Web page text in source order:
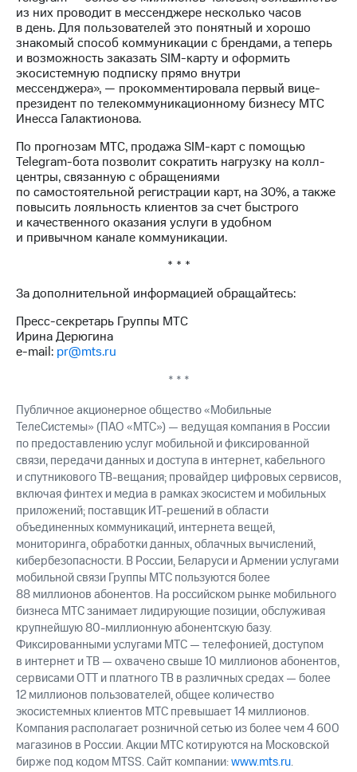
Собрания
акционеров
Личный
кабинет
акционера
Акционерный
капитал
Контроль
аудит
Рынок
акций
Описание
Программа
приобретения
Дивиденды
облигаций
Описание
Еврооблигации-2023
о
погашении
именных
облигаций
Другое
Регистратор
Реквизиты
Контакты
развитие
деловая этика
На главную
из них проводит в мессенджере несколько часов
в день. Для пользователей это понятный и хорошо
знакомый способ коммуникации с брендами, а теперь
и возможность заказать SIM-карту и оформить
экосистемную подписку прямо внутри
мессенджера», — прокомментировала первый вице-
президент по телекоммуникационному бизнесу МТС
Инесса Галактионова.
По прогнозам МТС, продажа SIM-карт с помощью
Telegram-бота позволит сократить нагрузку на колл-
центры, связанную с обращениями
по самостоятельной регистрации карт, на 30%, а также
повысить лояльность клиентов за счет быстрого
и качественного оказания услуги в удобном
и привычном канале коммуникации.
* * *
За дополнительной информацией обращайтесь:
Пресс-секретарь Группы МТС
Ирина Дерюгина
e-mail: pr@mts.ru
* * *
Публичное акционерное общество «Мобильные
ТелеСистемы» (ПАО «МТС») — ведущая компания в России
по предоставлению услуг мобильной и фиксированной
связи, передачи данных и доступа в интернет, кабельного
и спутникового ТВ-вещания; провайдер цифровых сервисов,
включая финтех и медиа в рамках экосистем и мобильных
приложений; поставщик ИТ-решений в области
объединенных коммуникаций, интернета вещей,
мониторинга, обработки данных, облачных вычислений,
кибербезопасности. В России, Беларуси и Армении услугами
мобильной связи Группы МТС пользуются более
88 миллионов абонентов. На российском рынке мобильного
бизнеса МТС занимает лидирующие позиции, обслуживая
крупнейшую 80-миллионную абонентскую базу.
Фиксированными услугами МТС — телефонией, доступом
в интернет и ТВ — охвачено свыше 10 миллионов абонентов,
сервисами OTT и платного ТВ в различных средах — более
12 миллионов пользователей, общее количество
экосистемных клиентов МТС превышает 14 миллионов.
Компания располагает розничной сетью из более чем 4 600
магазинов в России. Акции МТС котируются на Московской
бирже под кодом MTSS. Сайт компании:www.mts.ru.